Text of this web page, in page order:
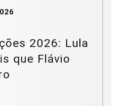
2026: Lula
que Flávio